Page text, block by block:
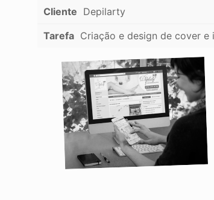
Cliente Depilarty
Tarefa Criação e design de cover e